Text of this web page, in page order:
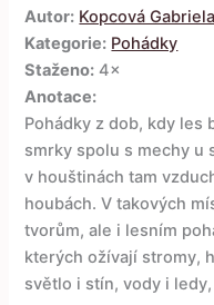
Autor: Kopcová Gabriela
Kategorie: Pohádky
Staženo: 4×
Anotace:
Pohádky z dob, kdy les
smrky spolu s mechy u
v houštinách tam
houbách. V takových
tvorům, ale i lesním
kterých ožívají stromy,
světlo i stín, vody i